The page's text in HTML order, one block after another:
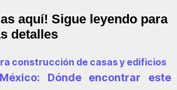
aquí! Sigue leyendo para
detalles
construcción de casas y edificios
Dónde encontrar este